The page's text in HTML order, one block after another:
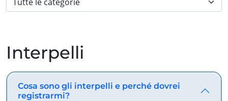
Interpelli
Cosa sono gli interpelli e perché dovrei
registrarmi?